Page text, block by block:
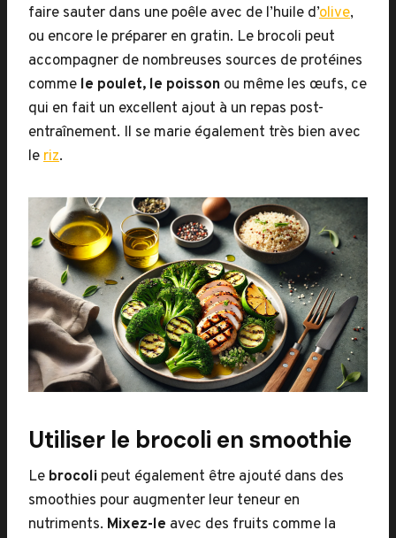
faire sauter dans une poêle avec de l’huile d’olive,
ou encore le préparer en gratin. Le brocoli peut
accompagner de nombreuses sources de protéines
comme le poulet, le poisson ou même les œufs, ce
qui en fait un excellent ajout à un repas post-
entraînement. Il se marie également très bien avec
leriz.
Utiliser le brocoli en smoothie
Le brocoli peut également être ajouté dans des
smoothies pour augmenter leur teneur en
nutriments. Mixez-le avec des fruits comme la